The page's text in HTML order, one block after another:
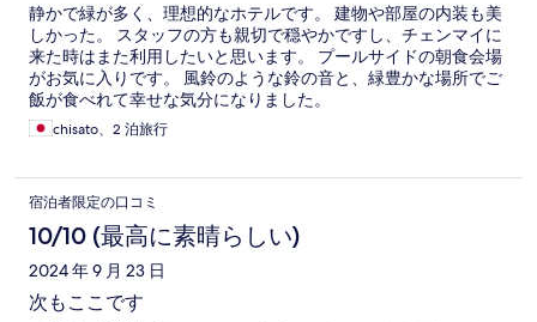
静かで緑が多く、理想的なホテルです。 建物や部屋の内装も美
しかった。 スタッフの方も親切で穏やかですし、チェンマイに
来た時はまた利用したいと思います。 プールサイドの朝食会場
がお気に入りです。 風鈴のような鈴の音と、緑豊かな場所でご
飯が食べれて幸せな気分になりました。
chisato、2 泊旅行
宿泊者限定の口コミ
10/10 (最高に素晴らしい)
2024 年 9 月 23 日
次もここです